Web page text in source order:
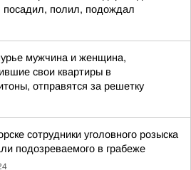
посадил, полил, подождал
мужчина и женщина,
свои квартиры в
отправятся за решетку
сотрудники уголовного розыска
подозреваемого в грабеже